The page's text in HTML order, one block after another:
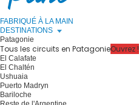
FABRIQUÉ À LA MAIN
DESTINATIONS
Patagonie
Tous les circuits en PatagonieOuvrez !
El Calafate
El Chaltén
Ushuaia
Puerto Madryn
Bariloche